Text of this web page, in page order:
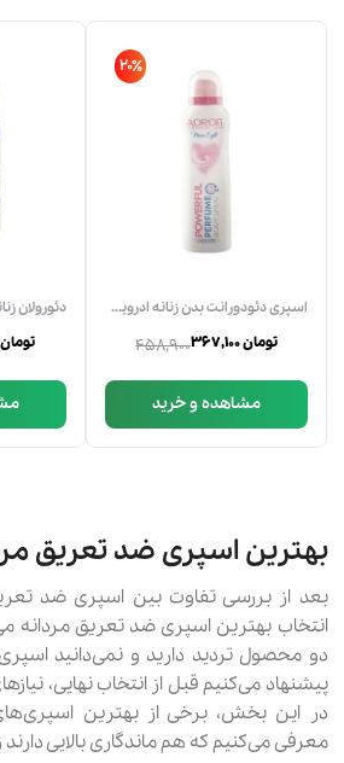
20٪
اسپری دئودورانت بدن زنانه ادرویت مدل Moon Light حجم 200 میلی لیتر
458,900 367,100 تومان
مشاهده و خرید
196,700 تومان
بهترین اسپری ضد تعریق
بعد از بررسی تفاوت بین اسپری ضد
انتخاب بهترین اسپری ضد تعریق مردانه
دو محصول تردید دارید و نمی‌دانید
پیشنهاد می‌کنیم قبل از انتخاب نهایی،
در این بخش، برخی از بهترین
معرفی می‌کنیم که هم ماندگاری بالایی